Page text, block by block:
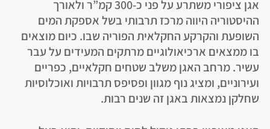
אגן ציפורי משתרע על פני כ-300 קמ”ר ולאורך
ההיסטוריה היווה מרכז תרבותי בשל אספקת המים
השופעת והקרקע החקלאית הפוריה שבו. כיום מוצאים
בו ממצאים ארכיאולוגיים מרתקים המעידים על עבר
עשיר. מרחב האגן משלב שטחים חקלאיים, כפריים
ועירוניים, ומציג נוף מגוון ופסיפס תרבויות ואוכלוסיות
שחלקן נמצאות באגן זה שנים רבות.